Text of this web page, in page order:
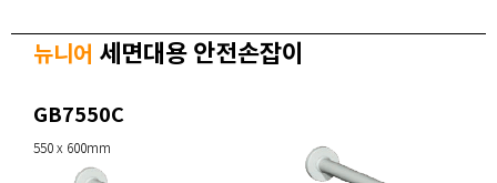
뉴니어 세면대용 안전손잡이
GB7550C
550 x 600mm